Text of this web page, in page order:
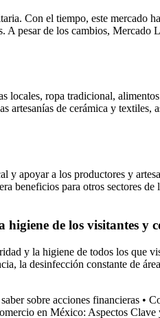
Con el tiempo, este mercado
pesar de los cambios, Mercado
locales, ropa tradicional,
artesanías de cerámica y textiles,
apoyar a los productores y
beneficios para otros sectores
de los visitantes y
y la higiene de todos los que
la desinfección constante de
sobre acciones financieras •
en México: Aspectos Clave